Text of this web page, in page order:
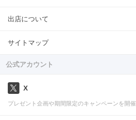
出店について
サイトマップ
公式アカウント
X
プレゼント企画や期間限定のキャンペーンを開催